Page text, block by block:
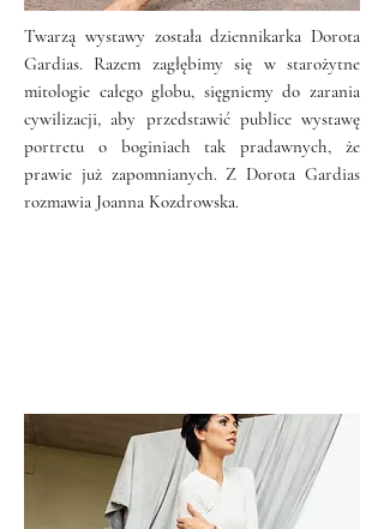
Twarzą wystawy została dziennikarka Dorota
Gardias. Razem zagłębimy się w starożytne
mitologie całego globu, sięgniemy do zarania
cywilizacji, aby przedstawić publice wystawę
portretu o boginiach tak pradawnych, że
prawie już zapomnianych. Z Dorota Gardias
rozmawia Joanna Kozdrowska.